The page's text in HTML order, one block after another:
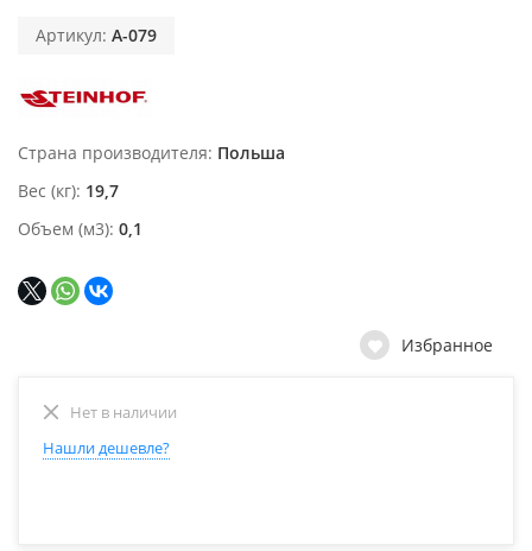
Артикул: A-079
Страна производителя Польша
Вес (кг) 19,7
Объем (м3) 0,1
Избранное
Нет в наличии
Нашли дешевле?